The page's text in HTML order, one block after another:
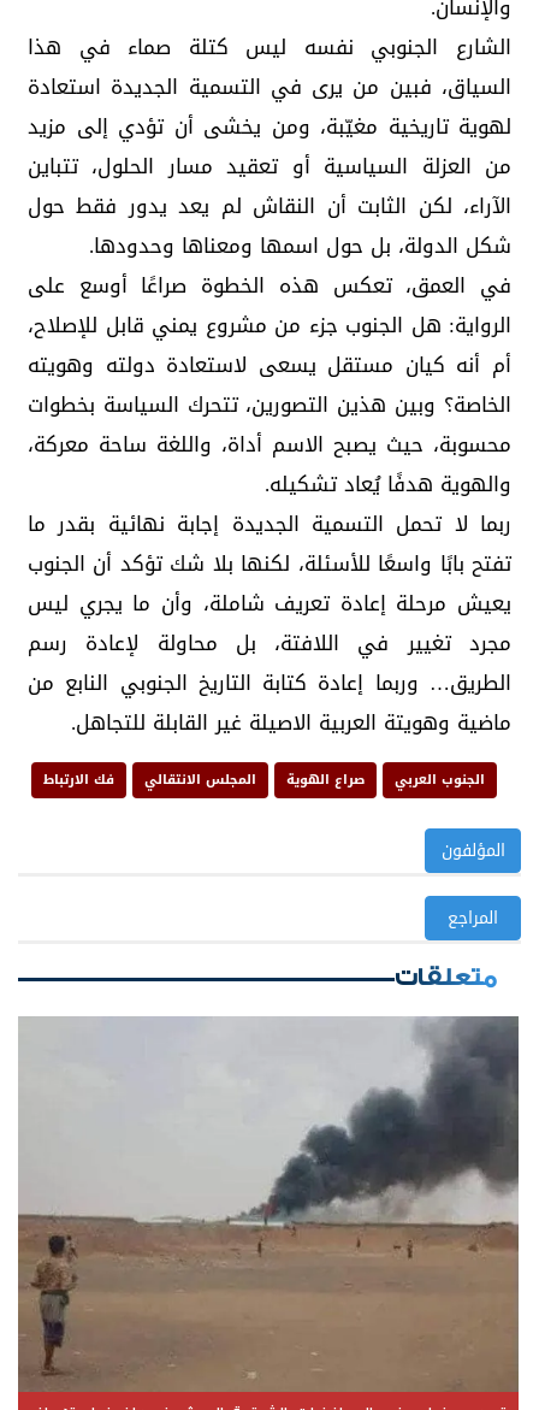
الشارع الجنوبي نفسه ليس كتلة صماء في هذا
السياق، فبين من يرى في التسمية الجديدة استعادة
لهوية تاريخية مغيّبة، ومن يخشى أن تؤدي إلى مزيد
من العزلة السياسية أو تعقيد مسار الحلول، تتباين
الآراء، لكن الثابت أن النقاش لم يعد يدور فقط حول
شكل الدولة، بل حول اسمها ومعناها وحدودها.
في العمق، تعكس هذه الخطوة صراعًا أوسع على
الرواية: هل الجنوب جزء من مشروع يمني قابل للإصلاح،
أم أنه كيان مستقل يسعى لاستعادة دولته وهويته
الخاصة؟ وبين هذين التصورين، تتحرك السياسة بخطوات
محسوبة، حيث يصبح الاسم أداة، واللغة ساحة معركة،
والهوية هدفًا يُعاد تشكيله.
ربما لا تحمل التسمية الجديدة إجابة نهائية بقدر ما
تفتح بابًا واسعًا للأسئلة، لكنها بلا شك تؤكد أن الجنوب
يعيش مرحلة إعادة تعريف شاملة، وأن ما يجري ليس
مجرد تغيير في اللافتة، بل محاولة لإعادة رسم
الطريق… وربما إعادة كتابة التاريخ الجنوبي النابع من
ماضية وهويتة العربية الاصيلة غير القابلة للتجاهل.
الجنوب العربي صراع الهوية المجلس الانتقالي فك الارتباط
المؤلفون
المراجع
متعلقات